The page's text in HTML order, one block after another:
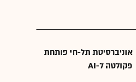
אוניברסיטת תל-חי פותחת
פקולטה ל-AI